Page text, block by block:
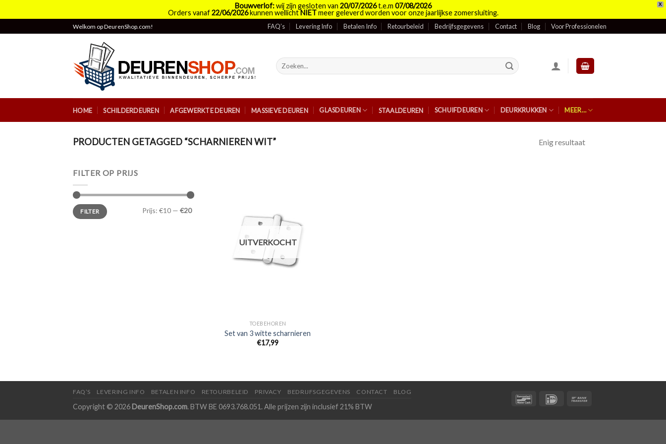
X
Bouwverlof:wij zijn gesloten van 20/07/2026t.e.m 07/08/2026
Orders vanaf22/06/2026kunnen wellichtNIETmeer geleverd worden voor onze jaarlijkse zomersluiting.
to
Welkom op DeurenShop.com! FAQ’s Levering Info Betalen Info Retourbeleid Bedrijfsgegevens Contact Blog Voor Professionelen
Zoeken
naar:
HOME SCHILDERDEUREN AFGEWERKTE DEUREN MASSIEVE DEUREN GLASDEUREN STAALDEUREN SCHUIFDEUREN DEURKRUKKEN MEER…
PRODUCTEN GETAGGED “SCHARNIEREN WIT” Enig resultaat
FILTER OP PRIJS
Min.
prijs
Max.
prijsFILTER Prijs: €10 — €20
UITVERKOCHT
TOEBEHOREN
Set van 3 witte scharnieren
€17,99
FAQ’S LEVERING INFO BETALEN INFO RETOURBELEID PRIVACY BEDRIJFSGEGEVENS CONTACT BLOG
Copyright © 2026 DeurenShop.com. BTW BE 0693.768.051. Alle prijzen zijn inclusief 21% BTW